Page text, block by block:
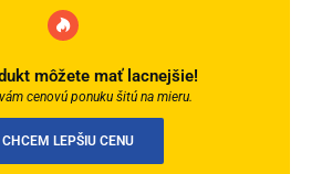
môžete mať lacnejšie!
cenovú ponuku šitú na mieru.
CHCEM LEPŠIU CENU